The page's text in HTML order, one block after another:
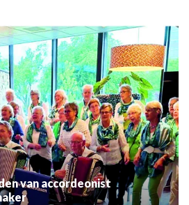
van accordeonist